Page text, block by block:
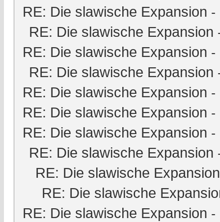
RE: Die slawische Expansion -
RE: Die slawische Expansion
RE: Die slawische Expansion -
RE: Die slawische Expansion
RE: Die slawische Expansion -
RE: Die slawische Expansion -
RE: Die slawische Expansion -
RE: Die slawische Expansion
RE: Die slawische Expansion
RE: Die slawische
RE: Die slawische Expansion -